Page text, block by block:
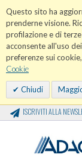
Questo sito ha
prenderne visione.
profilazione e di
acconsente all'uso
preferenze sui
Cookie
Chiudi
ISCRIVITI ALLA